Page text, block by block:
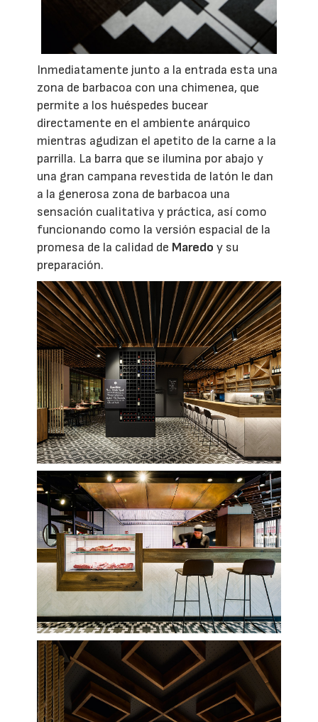
Inmediatamente junto a la entrada esta una
zona de barbacoa con una chimenea, que
permite a los huéspedes bucear
directamente en el ambiente anárquico
mientras agudizan el apetito de la carne a la
parrilla. La barra que se ilumina por abajo y
una gran campana revestida de latón le dan
a la generosa zona de barbacoa una
sensación cualitativa y práctica, así como
funcionando como la versión espacial de la
promesa de la calidad de Maredo y su
preparación.